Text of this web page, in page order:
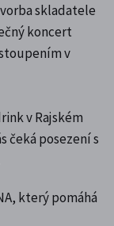
skladatele
koncert
v
v Rajském
čeká posezení s
který pomáhá